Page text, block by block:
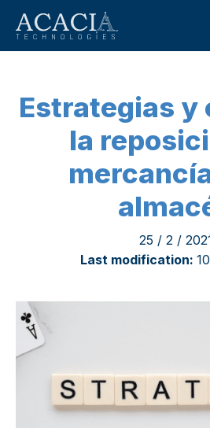
Estrategias y
la
25 / 2 /
Last modification: